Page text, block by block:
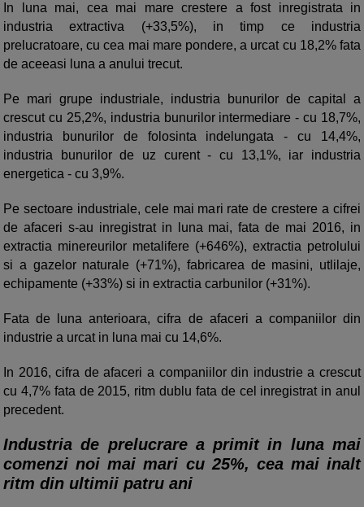
In luna mai, cea mai mare crestere a fost inregistrata in
industria extractiva (+33,5%), in timp ce industria
prelucratoare, cu cea mai mare pondere, a urcat cu 18,2% fata
de aceeasi luna a anului trecut.
Pe mari grupe industriale, industria bunurilor de capital a
crescut cu 25,2%, industria bunurilor intermediare - cu 18,7%,
industria bunurilor de folosinta indelungata - cu 14,4%,
industria bunurilor de uz curent - cu 13,1%, iar industria
energetica - cu 3,9%.
Pe sectoare industriale, cele mai mari rate de crestere a cifrei
de afaceri s-au inregistrat in luna mai, fata de mai 2016, in
extractia minereurilor metalifere (+646%), extractia petrolului
si a gazelor naturale (+71%), fabricarea de masini, utlilaje,
echipamente (+33%) si in extractia carbunilor (+31%).
Fata de luna anterioara, cifra de afaceri a companiilor din
industrie a urcat in luna mai cu 14,6%.
In 2016, cifra de afaceri a companiilor din industrie a crescut
cu 4,7% fata de 2015, ritm dublu fata de cel inregistrat in anul
precedent.
Industria de prelucrare a primit in luna mai
comenzi noi mai mari cu 25%, cea mai inalt
ritm din ultimii patru ani